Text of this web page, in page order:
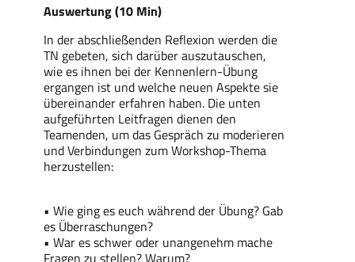
Auswertung (10 Min)
In der abschließenden Reflexion werden die
TN gebeten, sich darüber auszutauschen,
wie es ihnen bei der Kennenlern-Übung
ergangen ist und welche neuen Aspekte sie
übereinander erfahren haben. Die unten
aufgeführten Leitfragen dienen den
Teamenden, um das Gespräch zu moderieren
und Verbindungen zum Workshop-Thema
herzustellen:
• Wie ging es euch während der Übung? Gab
es Überraschungen?
• War es schwer oder unangenehm mache
Fragen zu stellen? Warum?